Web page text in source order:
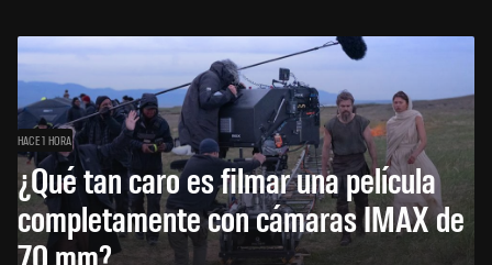
HACE 1 HORA
¿Qué tan caro es filmar una película
completamente con cámaras IMAX de
70 mm?